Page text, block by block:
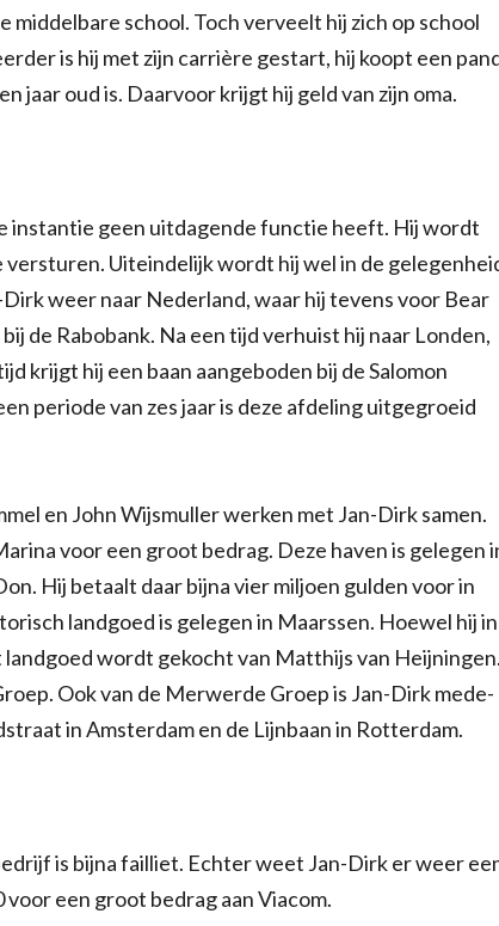
middelbare school. Toch verveelt hij zich op school
is hij met zijn carrière gestart, hij koopt een
jaar oud is. Daarvoor krijgt hij geld van zijn oma.
instantie geen uitdagende functie heeft. Hij wordt
Uiteindelijk wordt hij wel in de
weer naar Nederland, waar hij tevens voor Bear
de Rabobank. Na een tijd verhuist hij naar Londen,
krijgt hij een baan aangeboden bij de Salomon
periode van zes jaar is deze afdeling uitgegroeid
en John Wijsmuller werken met Jan-Dirk samen.
voor een groot bedrag. Deze haven is gelegen
Hij betaalt daar bijna vier miljoen gulden voor in
landgoed is gelegen in Maarssen. Hoewel hij in
wordt gekocht van Matthijs van
Ook van de Merwerde Groep is Jan-Dirk mede-
in Amsterdam en de Lijnbaan in Rotterdam.
is bijna failliet. Echter weet Jan-Dirk er weer
een groot bedrag aan Viacom.